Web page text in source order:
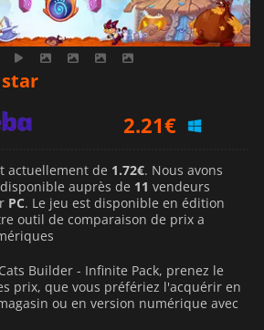
2.21€
2.16€
actuellement de 1.72€. Nous avons
auprès de 11 vendeurs
PC. Le jeu est disponible en édition
outil de comparaison de prix a
Builder - Infinite Pack, prenez le
prix, que vous préfériez l'acquérir en
ou en version numérique avec